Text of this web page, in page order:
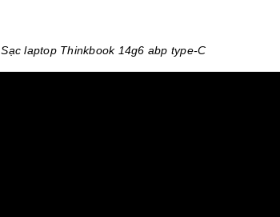
Sạc laptop Thinkbook 14g6 abp type-C